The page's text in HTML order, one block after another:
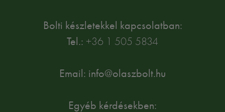
Bolti készletekkel kapcsolatban:
Tel.: +36 1 505 5834
Email: info@olaszbolt.hu
Egyéb kérdésekben: